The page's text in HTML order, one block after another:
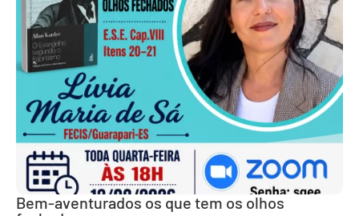
Bem-aventurados os que tem os olhos